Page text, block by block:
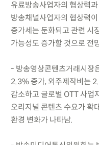
유료방송사업자의 협상력
방송채널사업자의 협상력
증가세는 둔화되고 관련 시
가능성도 증가할 것으로 전
- 방송영상콘텐츠거래시장
2.3% 증가, 외주제작비는
감소하고 글로벌 OTT 사업
오리지널 콘텐츠 수요가 확
환경 변화가 나타남.